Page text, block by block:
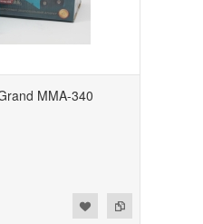
MMA-340